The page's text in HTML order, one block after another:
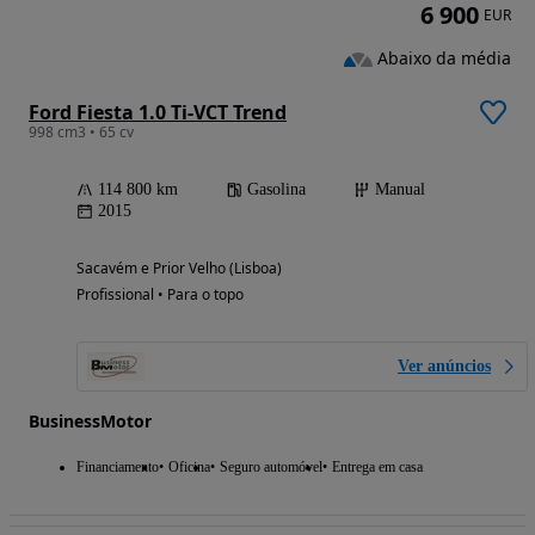
Ford Fiesta 1.0 Ti-VCT Trend
998 cm3 • 65 cv
114 800 km Gasolina
Manual
2015
Sacavém e Prior Velho (Lisboa)
Profissional • Para o topo
Ver anúncios
BusinessMotor
Financiamento Oficina Seguro automóvel Entrega em casa
6 900 EUR
Abaixo da média